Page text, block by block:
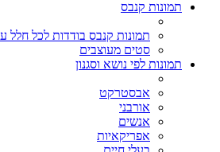
תמונות קנבס
תמונות קנבס בודדות לכל חלל
סטים מעוצבים
תמונות לפי נושא וסגנון
אבסטרקט
אורבני
אנשים
אפריקאיות